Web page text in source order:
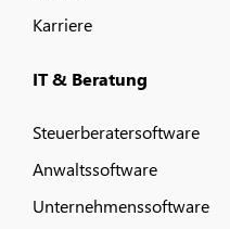
Karriere
IT & Beratung
Steuerberatersoftware
Anwaltssoftware
Unternehmenssoftware